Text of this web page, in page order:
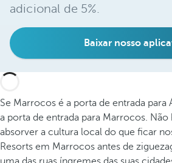
adicional de 5%.
Baixar nosso
Se Marrocos é a porta de entrada para
a porta de entrada para Marrocos.
absorver a cultura local do que ficar
Resorts em Marrocos antes de